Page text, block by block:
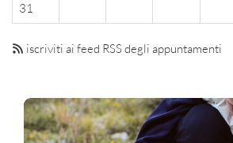
31
iscriviti ai feed RSS degli appuntamenti